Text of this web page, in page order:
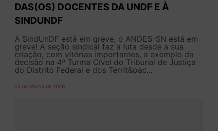
DAS(OS) DOCENTES DA UNDF E À
SINDUNDF
A SindUnDF está em greve, o ANDES-SN está em
greve! A seção sindical faz a luta desde a sua
criação, com vitórias importantes, a exemplo da
decisão na 4ª Turma Cível do Tribunal de Justiça
do Distrito Federal e dos Territ&oac...
13 de Março de 2026